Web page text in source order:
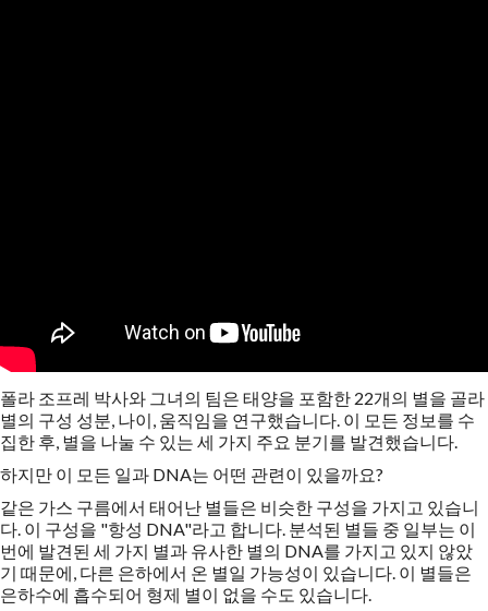
폴라 조프레 박사와 그녀의 팀은 태양을 포함한 22개의 별을 골라
별의 구성 성분, 나이, 움직임을 연구했습니다. 이 모든 정보를 수
집한 후, 별을 나눌 수 있는 세 가지 주요 분기를 발견했습니다.
하지만 이 모든 일과 DNA는 어떤 관련이 있을까요?
같은 가스 구름에서 태어난 별들은 비슷한 구성을 가지고 있습니
다. 이 구성을 "항성 DNA"라고 합니다. 분석된 별들 중 일부는 이
번에 발견된 세 가지 별과 유사한 별의 DNA를 가지고 있지 않았
기 때문에, 다른 은하에서 온 별일 가능성이 있습니다. 이 별들은
은하수에 흡수되어 형제 별이 없을 수도 있습니다.